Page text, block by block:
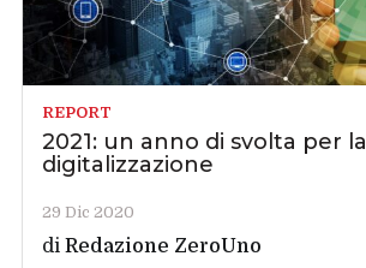
REPORT
2021: un anno di svolta per la
digitalizzazione
29 Dic 2020
diRedazione ZeroUno